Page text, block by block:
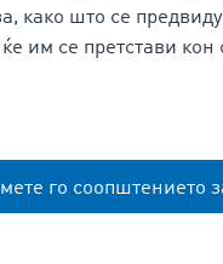
како што се
им се претстави кон
го соопштението